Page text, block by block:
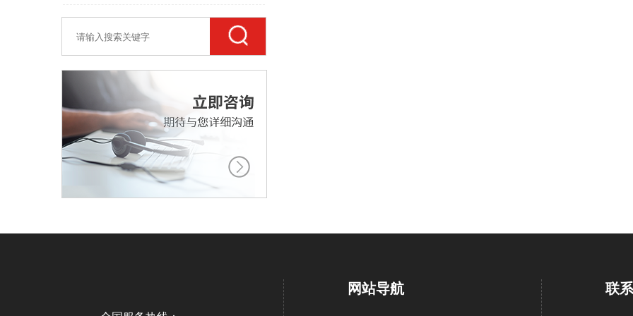
网站导航 联